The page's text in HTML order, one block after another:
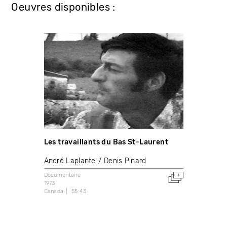
Oeuvres disponibles :
Les travaillants du Bas St-Laurent
André Laplante Denis Pinard
Documentaire
1973
Canada
55:43